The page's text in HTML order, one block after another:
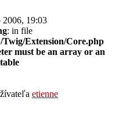
2006, 19:03
: in file
Extension/Core.php
must be an array or an
etienne